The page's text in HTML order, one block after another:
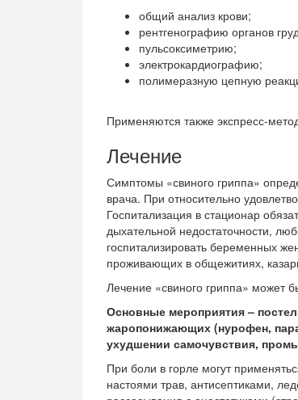
общий анализ крови;
рентгенографию органов
пульсоксиметрию;
электрокардиографию;
полимеразную цепную
Применяются также экспресс-
Лечение
Симптомы «свиного гриппа»
врача. При относительно
Госпитализация в стационар
дыхательной недостаточности,
госпитализировать беременных
проживающих в общежитиях,
Лечение «свиного гриппа» может
Основные мероприятия –
жаропонижающих (нурофен,
ухудшении самочувствия,
При боли в горле могут
настоями трав, антисептиками,